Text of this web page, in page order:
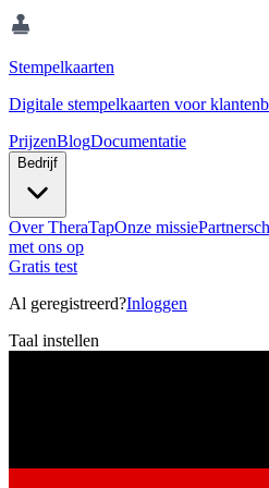
Stempelkaarten
Digitale stempelkaarten voor
PrijzenBlogDocumentatie
Bedrijf
Over TheraTapOnze missie
met ons op
Gratis test
Al geregistreerd?Inloggen
Taal instellen